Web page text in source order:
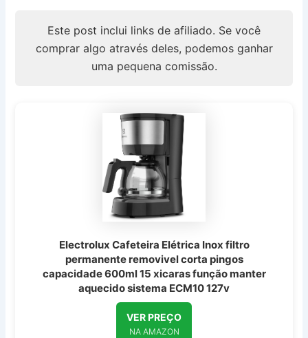
Este post inclui links de afiliado. Se você
comprar algo através deles, podemos ganhar
uma pequena comissão.
Electrolux Cafeteira Elétrica Inox filtro
permanente removivel corta pingos
capacidade 600ml 15 xicaras função manter
aquecido sistema ECM10 127v
VER PREÇO
NA AMAZON